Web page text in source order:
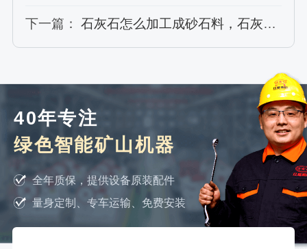
下一篇： 石灰石怎么加工成砂石料，石灰石破碎石子机什么品牌好？
40年专注
绿色智能矿山机器
全年质保，提供设备原装配件
量身定制、专车运输、免费安装